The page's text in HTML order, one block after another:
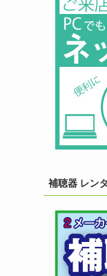
補聴器 レン